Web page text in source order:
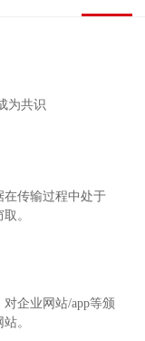
为共识
在传输过程中处于
。
企业网站/app等颁
。